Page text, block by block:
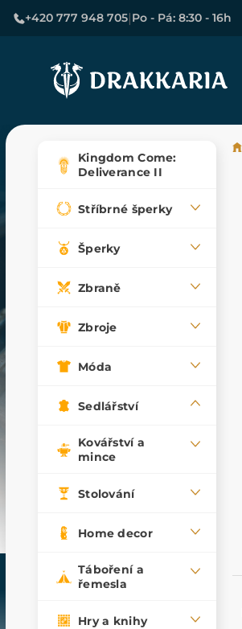
+420 777 948 705|Po - Pá: 8:30 - 16h
Kingdom Come:
Deliverance II
Stříbrné šperky
Šperky
Zbraně
Zbroje
Móda
Sedlářství
Kovářství a
mince
Stolování
Home decor
Táboření a
řemesla
Hry a knihy